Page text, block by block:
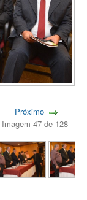
Próximo
Imagem 47 de 128